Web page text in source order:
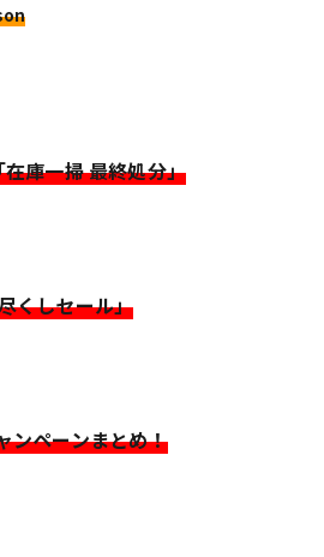
庫一掃 最終処分」
くしセール」
ンペーンまとめ！